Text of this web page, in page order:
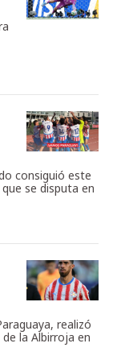
consiguió este
se disputa en
realizó
la Albirroja en